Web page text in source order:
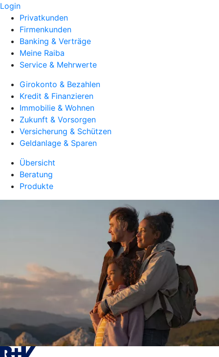
Login
Privatkunden
Firmenkunden
Banking & Verträge
Meine Raiba
Service & Mehrwerte
Girokonto & Bezahlen
Kredit & Finanzieren
Immobilie & Wohnen
Zukunft & Vorsorgen
Versicherung & Schützen
Geldanlage & Sparen
Übersicht
Beratung
Produkte